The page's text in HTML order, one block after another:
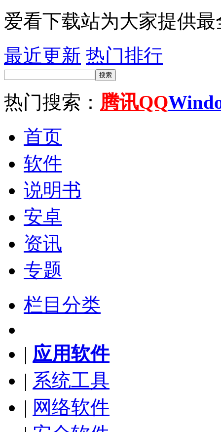
爱看下载站为大家提供
最近更新 热门排行
搜索
热门搜索： 腾讯QQ
首页
软件
说明书
安卓
资讯
专题
栏目分类
| 应用软件
| 系统工具
| 网络软件